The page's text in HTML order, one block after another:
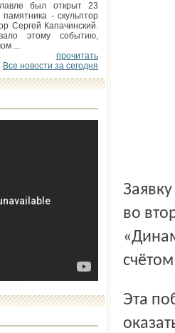
был открыт 23
- скульптор
Сергей Капачинский.
этому событию,
...
прочитать
Все новости за сегодня
Заявку на победу в Кубке ЛЖД ярославцы оформили ещё
во
Эта победа позволила «Локомотиву» беспрепятственно